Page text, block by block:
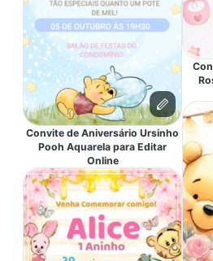
Convite de Aniversário Ursinho
Pooh Aquarela para Editar
Online